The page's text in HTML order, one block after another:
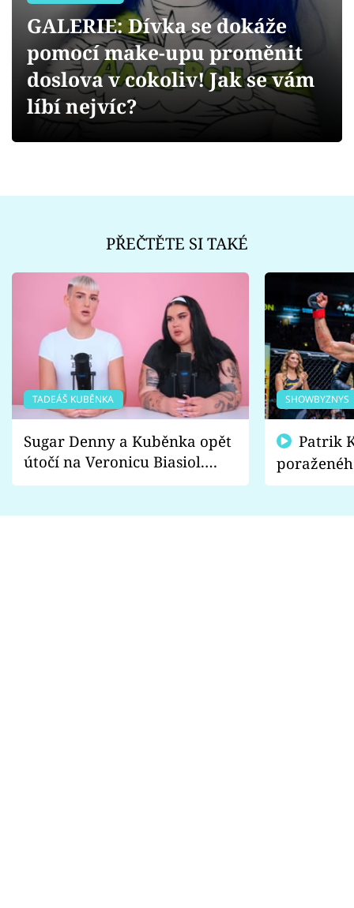
Videa
Sledujte prima+
GALERIE: Dívka se dokáže
pomocí make-upu proměnit
doslova v cokoliv! Jak se vám
líbí nejvíc?
PŘEČTĚTE SI TAKÉ
TADEÁŠ KUBĚNKA
Sugar Denny a Kuběnka opět
útočí na Veronicu Biasiol.
Proč je podle nich falešná a
SHOWBYZNYS
fanoušci